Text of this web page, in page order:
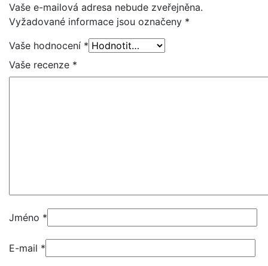
Vaše e-mailová adresa nebude zveřejněna.
Vyžadované informace jsou označeny *
Vaše hodnocení *
Vaše recenze *
Jméno *
E-mail *